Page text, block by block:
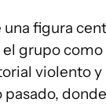
figura
grupo
violento